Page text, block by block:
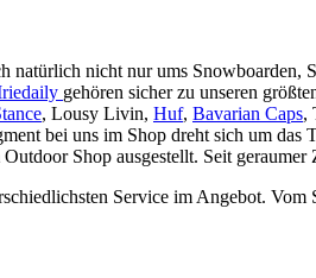
nicht nur ums Snowboarden,
gehören sicher zu unseren
, Lousy Livin, Huf, Bavarian Caps,
bei uns im Shop dreht sich um
Shop ausgestellt. Seit
Service im Angebot. Vom